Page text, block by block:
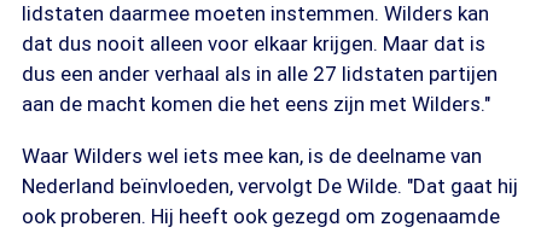
lidstaten daarmee moeten instemmen. Wilders kan
dat dus nooit alleen voor elkaar krijgen. Maar dat is
dus een ander verhaal als in alle 27 lidstaten partijen
aan de macht komen die het eens zijn met Wilders."
Waar Wilders wel iets mee kan, is de deelname van
Nederland beïnvloeden, vervolgt De Wilde. "Dat gaat hij
ook proberen. Hij heeft ook gezegd om zogenaamde